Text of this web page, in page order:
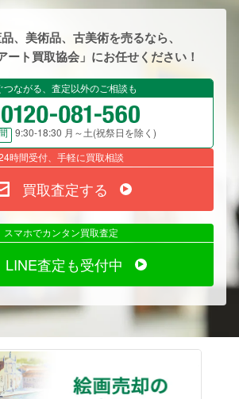
、美術品、古美術を売るなら、
ート買取協会」にお任せください！
つながる、査定以外のご相談も
9:30-18:30 月～土(祝祭日を除く)
時間受付、手軽に買取相談
買取査定する
スマホでカンタン買取査定
LINE査定も受付中